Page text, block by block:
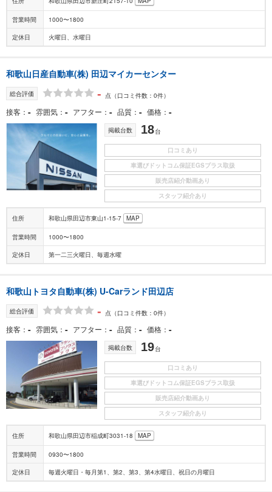
営業時間 1000〜1800
定休日 火曜日、水曜日
和歌山日産自動車(株) 田辺マイカーセンター
総合評価 - 点 （口コミ件数：0件）
接客 - 雰囲気 - アフター - 品質 - 価格 -
掲載台数 18台
口コミあり
車選びドットコム保証EGSプラス取扱
販売店紹介動画あり
スタッフ紹介あり
住所 和歌山県田辺市東山1-15-7 MAP
営業時間 1000〜1800
定休日 第一二三火曜日、毎週水曜
和歌山トヨタ自動車(株) U-Carランド田辺店
総合評価 - 点 （口コミ件数：0件）
接客 - 雰囲気 - アフター - 品質 - 価格 -
掲載台数 19台
口コミあり
車選びドットコム保証EGSプラス取扱
販売店紹介動画あり
スタッフ紹介あり
住所 和歌山県田辺市稲成町3031-18 MAP
営業時間 0930〜1800
定休日 毎週火曜日・毎月第1、第2、第3、第4水曜日、祝日の月曜日